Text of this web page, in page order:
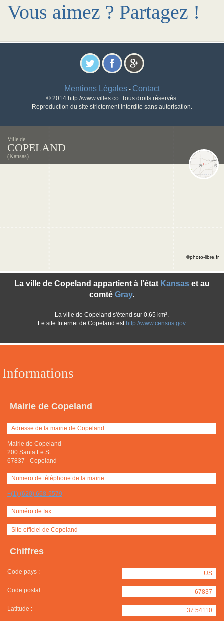
Vous aimez ? Partagez !
Mentions Légales- Contact
© 2014 http://www.villes.co. Tous droits réservés.
Reproduction du site strictement interdite sans autorisation.
Ville de
COPELAND
(Kansas)
Informations
Mairie de Copeland
Adresse de la mairie de Copeland
Mairie de Copeland
200 Santa Fe St
67837 - Copeland
Numero de téléphone de la mairie
+(1) (620) 668-5579
Numéro de fax
Site officiel de Copeland
Chiffres
Code pays : US
Code postal : 67837
Latitude : 37.54110
La ville de Copeland appartient à l'état Kansaset au
comté Gray.
La ville de Copeland s'étend sur 0,65 km².
Le site Internet de Copeland est http://www.census.gov
©photo-libre.fr